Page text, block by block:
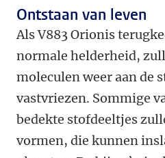
Ontstaan van leven
Als V883 Orionis
normale helderheid,
moleculen weer aan de
vastvriezen. Sommige
bedekte stofdeeltjes
vormen, die kunnen